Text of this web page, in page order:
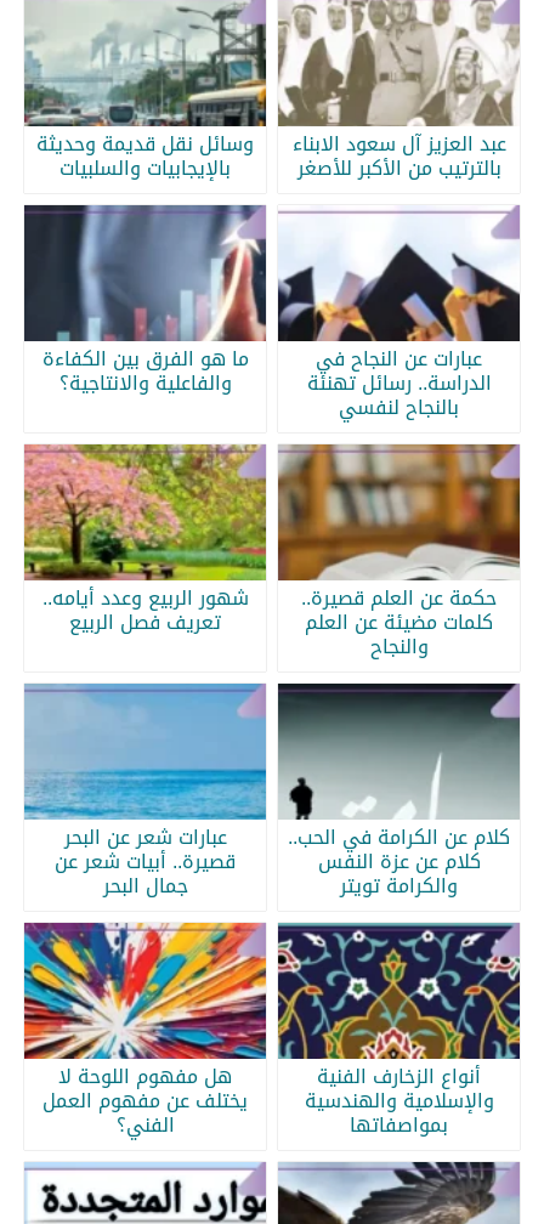
عبد العزيز آل سعود الابناء
بالترتيب من الأكبر للأصغر
وسائل نقل قديمة وحديثة
بالإيجابيات والسلبيات
عبارات عن النجاح في
الدراسة.. رسائل تهنئة
بالنجاح لنفسي
ما هو الفرق بين الكفاءة
والفاعلية والانتاجية؟
حكمة عن العلم قصيرة..
كلمات مضيئة عن العلم
والنجاح
شهور الربيع وعدد أيامه..
تعريف فصل الربيع
كلام عن الكرامة في الحب..
كلام عن عزة النفس
والكرامة تويتر
عبارات شعر عن البحر
قصيرة.. أبيات شعر عن
جمال البحر
أنواع الزخارف الفنية
والإسلامية والهندسية
بمواصفاتها
هل مفهوم اللوحة لا
يختلف عن مفهوم العمل
الفني؟